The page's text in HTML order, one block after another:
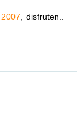
, disfruten..